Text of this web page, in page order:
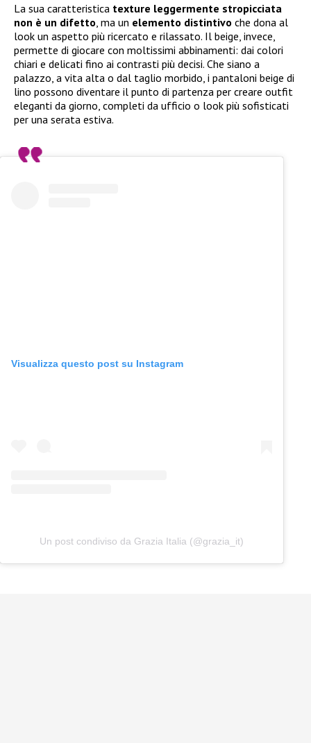
La sua caratteristica texture leggermente stropicciata
non è un difetto , ma un elemento distintivo che dona al
look un aspetto più ricercato e rilassato. Il beige, invece,
permette di giocare con moltissimi abbinamenti: dai colori
chiari e delicati fino ai contrasti più decisi. Che siano a
palazzo, a vita alta o dal taglio morbido, i pantaloni beige di
lino possono diventare il punto di partenza per creare outfit
eleganti da giorno, completi da ufficio o look più sofisticati
per una serata estiva.
Visualizza questo post su Instagram
Un post condiviso da Grazia Italia (@grazia_it)